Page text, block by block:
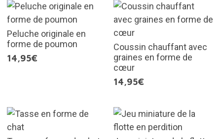
Peluche originale en
forme de poumon
14,95€
Coussin chauffant avec
graines en forme de
cœur
14,95€